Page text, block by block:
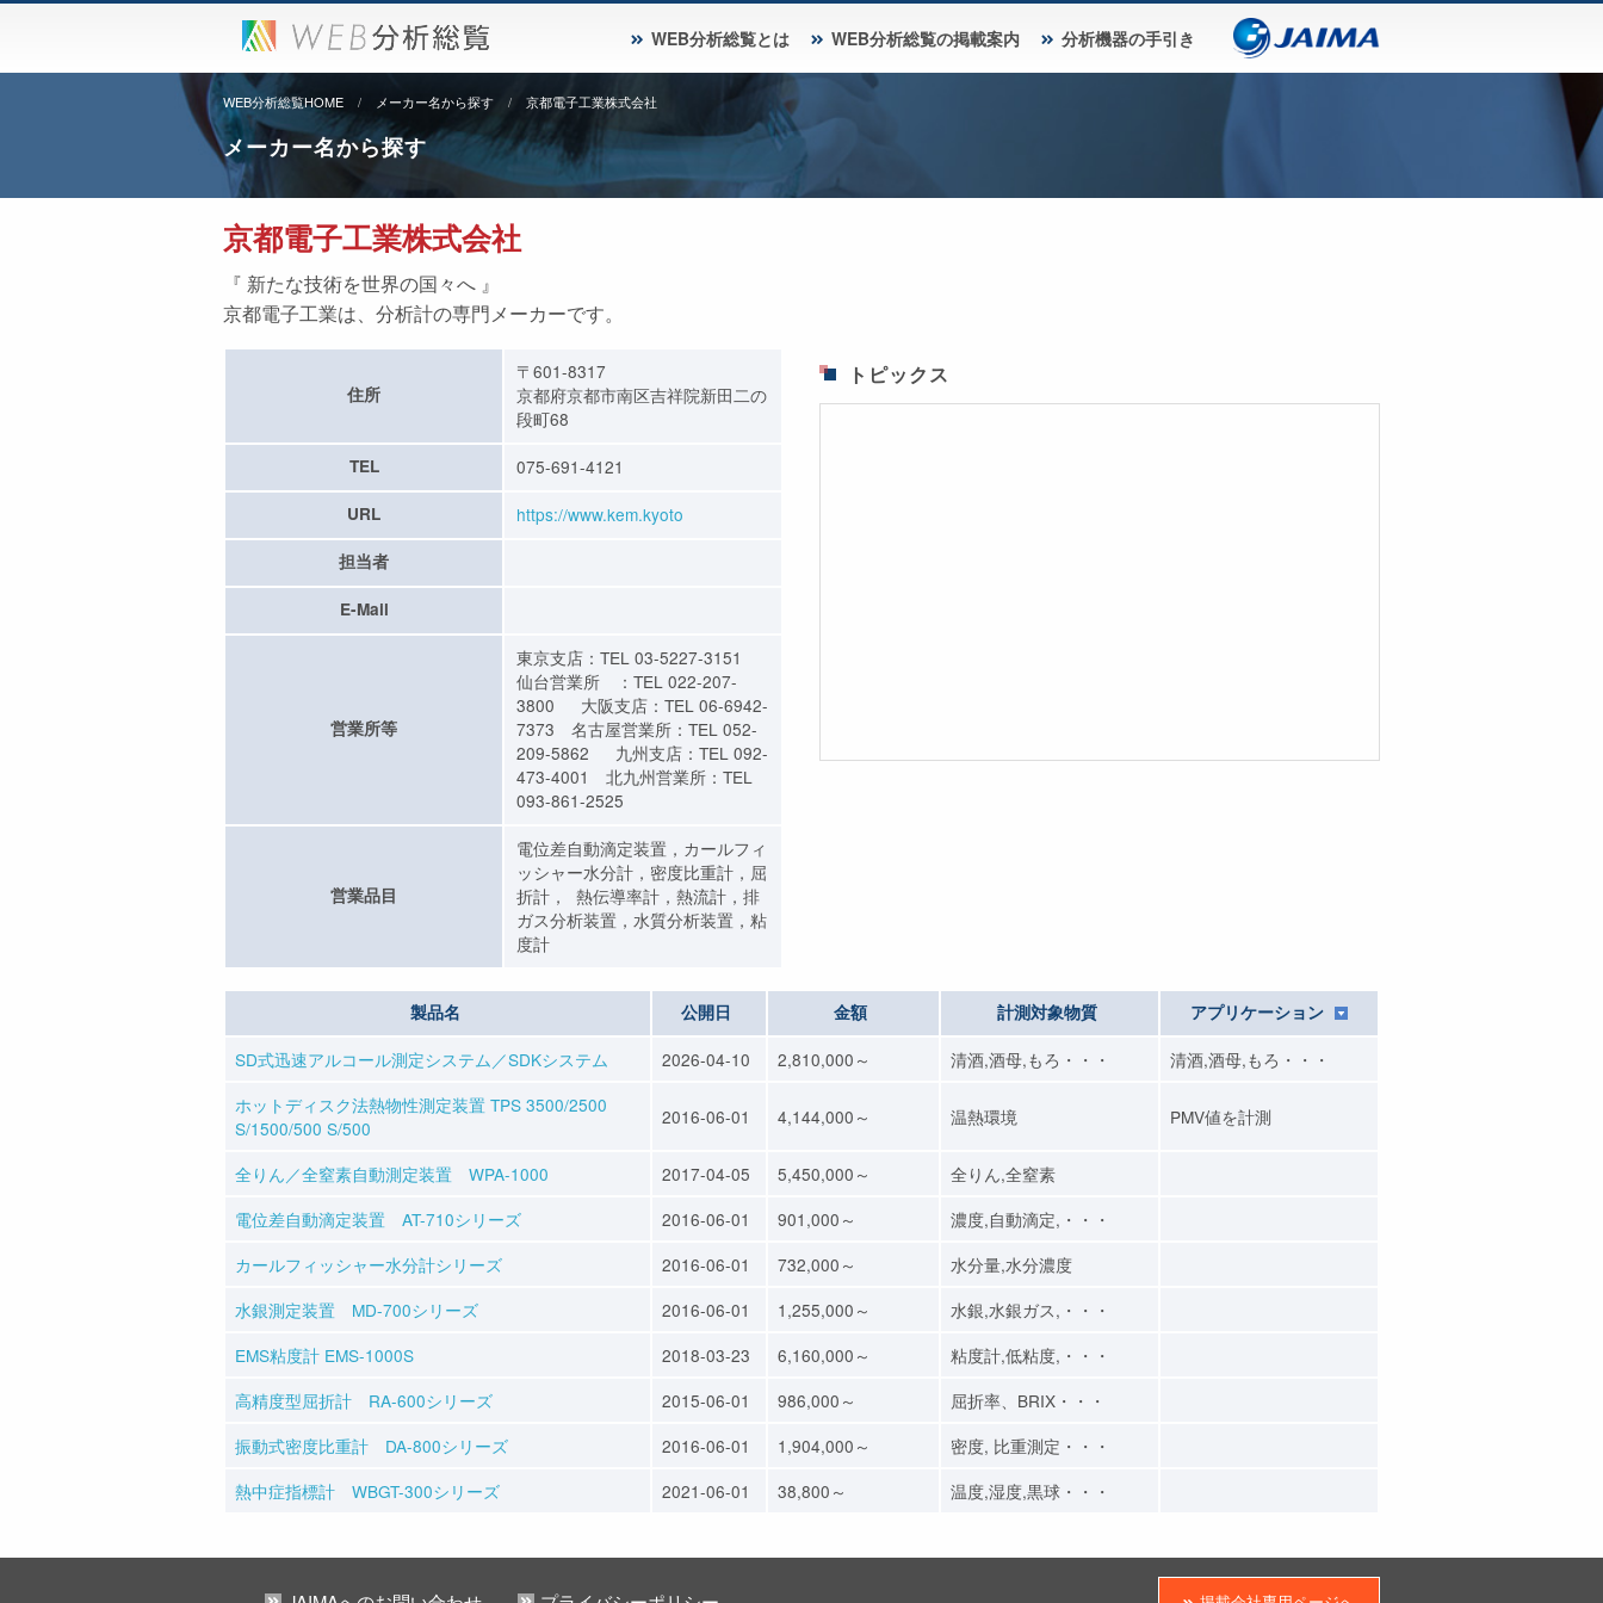
WEB分析総覧とは WEB分析総覧の掲載案内 分析機器の手引き
WEB分析総覧HOME メーカー名から探す 京都電子工業株式会社
メーカー名から探す
京都電子工業株式会社
『 新たな技術を世界の国々へ 』
京都電子工業は、分析計の専門メーカーです。
住所
〒601-8317
京都府京都市南区吉祥院新田二の
段町68
TEL 075-691-4121
URL https://www.kem.kyoto
担当者
E-Mail
営業所等
東京支店：TEL 03-5227-3151
仙台営業所 ：TEL 022-207-
3800 大阪支店：TEL 06-6942-
7373 名古屋営業所：TEL 052-
209-5862 九州支店：TEL 092-
473-4001 北九州営業所：TEL
093-861-2525
営業品目
電位差自動滴定装置，カールフィ
ッシャー水分計，密度比重計，屈
折計， 熱伝導率計，熱流計，排
ガス分析装置，水質分析装置，粘
度計
トピックス
製品名 公開日 金額 計測対象物質 アプリケーション
SD式迅速アルコール測定システム／SDKシステム 2026-04-10 2,810,000～ 清酒,酒母,もろ・・・
清酒,酒母,もろ・・・
ホットディスク法熱物性測定装置 TPS 3500/2500
S/1500/500 S/500
2016-06-01 4,144,000～ 温熱環境 PMV値を計測
全りん／全窒素自動測定装置 WPA-1000 2017-04-05 5,450,000～
全りん,全窒素
電位差自動滴定装置 AT-710シリーズ
2016-06-01 901,000～
濃度,自動滴定,・・・
カールフィッシャー水分計シリーズ
2016-06-01 732,000～
水分量,水分濃度
水銀測定装置 MD-700シリーズ
2016-06-01 1,255,000～
水銀,水銀ガス,・・・
EMS粘度計 EMS-1000S
2018-03-23 6,160,000～
粘度計,低粘度,・・・
高精度型屈折計 RA-600シリーズ
2015-06-01 986,000～
屈折率、BRIX・・・
振動式密度比重計 DA-800シリーズ
2016-06-01 1,904,000～
密度, 比重測定・・・
熱中症指標計 WBGT-300シリーズ
2021-06-01 38,800～ 温度,湿度,黒球・・・